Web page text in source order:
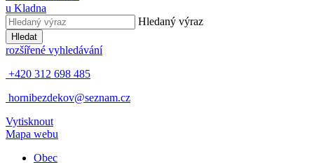
u Kladna
Hledaný výraz
Hledat
rozšířené vyhledávání
+420 312 698 485
hornibezdekov@seznam.cz
Vytisknout
Mapa webu
Obec